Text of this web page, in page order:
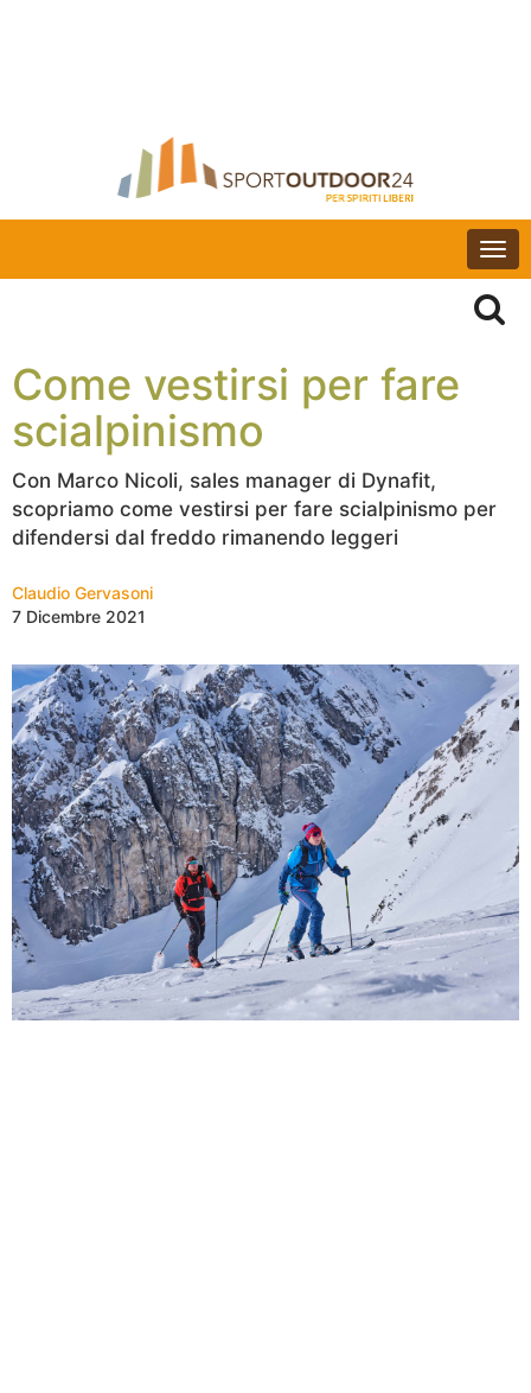
Come vestirsi per fare
scialpinismo
Con Marco Nicoli, sales manager di Dynafit,
scopriamo come vestirsi per fare scialpinismo per
difendersi dal freddo rimanendo leggeri
Claudio Gervasoni
7 Dicembre 2021